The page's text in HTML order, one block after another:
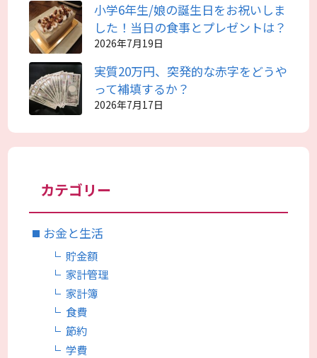
小学6年生/娘の誕生日をお祝いしま
した！当日の食事とプレゼントは？
2026年7月19日
実質20万円、突発的な赤字をどうや
って補填するか？
2026年7月17日
カテゴリー
お金と生活
貯金額
家計管理
家計簿
食費
節約
学費